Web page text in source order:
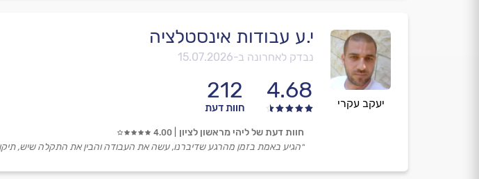
יעקב עקרי
י.ע עבודות אינסטלציה
נבדק לאחרונה ב-15.07.2026
4.68
212
חוות דעת
חוות דעת של ליהי מראשון לציון 4.00
״הגיע באמת בזמן מהרגע שדיברנו, עשה את העבודה והבין את התקלה שיש,